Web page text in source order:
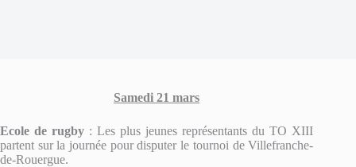
Samedi 21 mars
Ecole de rugby : Les plus jeunes représentants du TO XIII
partent sur la journée pour disputer le tournoi de Villefranche-
de-Rouergue.